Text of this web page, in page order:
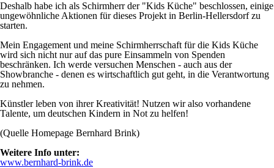
Deshalb habe ich als Schirmherr der "Kids Küche" beschlossen, einige
ungewöhnliche Aktionen für dieses Projekt in Berlin-Hellersdorf zu
starten.
Mein Engagement und meine Schirmherrschaft für die Kids Küche
wird sich nicht nur auf das pure Einsammeln von Spenden
beschränken. Ich werde versuchen Menschen - auch aus der
Showbranche - denen es wirtschaftlich gut geht, in die Verantwortung
zu nehmen.
Künstler leben von ihrer Kreativität! Nutzen wir also vorhandene
Talente, um deutschen Kindern in Not zu helfen!
(Quelle Homepage Bernhard Brink)
Weitere Info unter:
www.bernhard-brink.de